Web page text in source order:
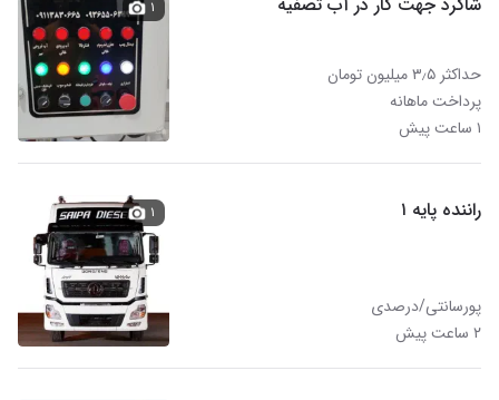
حداکثر ۳٫۵ میلیون تومان
پرداخت ماهانه
۱ ساعت پیش
۱
راننده پایه ۱
پورسانتی/درصدی
۲ ساعت پیش
۱